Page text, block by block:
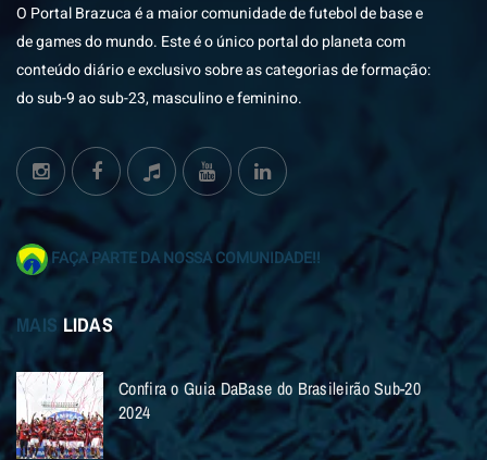
O Portal Brazuca é a maior comunidade de futebol de base e
de games do mundo. Este é o único portal do planeta com
conteúdo diário e exclusivo sobre as categorias de formação:
do sub-9 ao sub-23, masculino e feminino.
FAÇA PARTE DA NOSSA COMUNIDADE!!
MAIS LIDAS
Confira o Guia DaBase do Brasileirão Sub-20
2024